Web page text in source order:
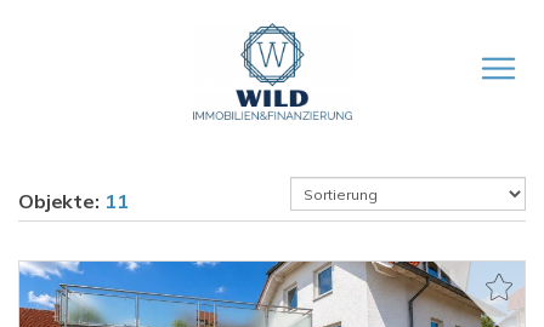
Objekte: 11